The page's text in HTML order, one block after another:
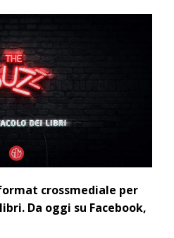
crossmediale per
Da oggi su Facebook,